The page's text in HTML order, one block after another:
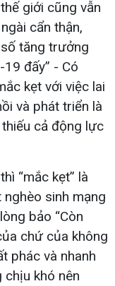
giới cũng vẫn
cẩn thận,
tăng trưởng
đấy” - Có
kẹt với việc lai
và phát triển là
cả động lực
“mắc kẹt” là
nghèo sinh mạng
bảo “Còn
chứ của không
phác và nhanh
khó nên